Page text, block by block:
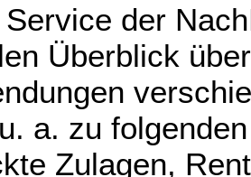
der
Überblick
a. zu
Zulagen,